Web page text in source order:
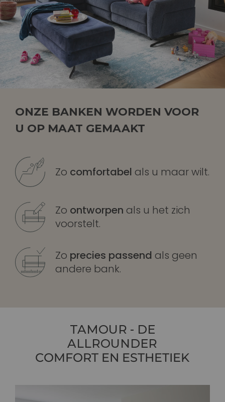
ONZE BANKEN WORDEN VOOR
U OP MAAT GEMAAKT
Zo comfortabel als u maar wilt.
Zo ontworpen als u het zich
voorstelt.
Zo precies passend als geen
andere bank.
TAMOUR - DE
ALLROUNDER
COMFORT EN ESTHETIEK